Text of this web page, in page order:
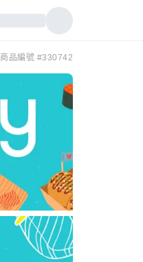
商品編號 #330742